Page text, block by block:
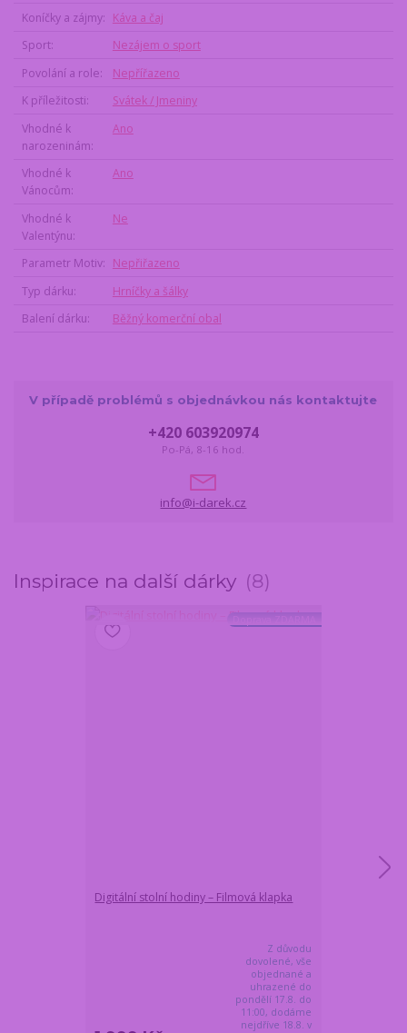
Koníčky a zájmy
Káva a čaj
Sport
Nezájem o sport
Povolání a role
Nepřířazeno
K příležitosti
Svátek / Jmeniny
Vhodné k
narozeninám
Ano
Vhodné k
Vánocům
Ano
Vhodné k
Valentýnu
Ne
Parametr Motiv
Nepřiřazeno
Typ dárku
Hrníčky a šálky
Balení dárku
Běžný komerční obal
V případě problémů s objednávkou nás kontaktujte
+420 603920974
Po-Pá, 8-16 hod.
info@i-darek.cz
Inspirace na další dárky 8
Digitální stolní hodiny – Filmová klapka
Z důvodu
dovolené, vše
objednané a
uhrazené do
pondělí 17.8. do
11:00, dodáme
nejdříve 18.8. v